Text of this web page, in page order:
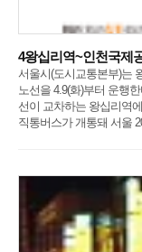
4왕십리역~인천국제
서울시(도시교통본부)는
노선을 4.9(화)부터 운행
선이 교차하는 왕십리역
직통버스가 개통돼 서울